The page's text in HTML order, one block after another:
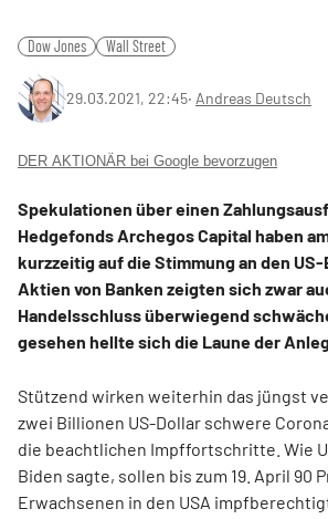
Dow Jones Wall Street
29.03.2021, 22:45‧ Andreas Deutsch
DER AKTIONÄR bei Google bevorzugen
Spekulationen über einen
Hedgefonds Archegos Capital haben
kurzzeitig auf die Stimmung an den
Aktien von Banken zeigten sich zwar
Handelsschluss überwiegend
gesehen hellte sich die Laune der
Stützend wirken weiterhin das jüngst
zwei Billionen US-Dollar schwere
die beachtlichen Impffortschritte. Wie
Biden sagte, sollen bis zum 19. April 90
Erwachsenen in den USA